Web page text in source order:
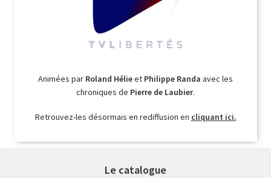
Animées par Roland Hélieet Philippe Randa avec les
chroniques de Pierre de Laubier.
Retrouvez-les désormais en rediffusion en cliquant ici.
Le catalogue